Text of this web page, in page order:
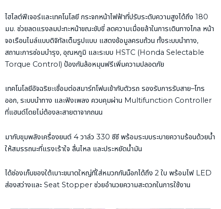
ไฮไลต์ฟีเจอร์และเทคโนโลยี กระจกหน้าไฟฟ้าที่ปรับระดับความสูงได้ถึง 180
มม. ช่วยลดแรงลมปะทะหน้าขณะขับขี่ ลดความเมื่อยล้าในการเดินทางไกล หน้า
จอเรือนไมล์แบบดิจิทัลเต็มรูปแบบ แสดงข้อมูลครบถ้วน ทั้งระบบนำทาง,
สถานะการซ่อมบำรุง, อุณหภูมิ และระบบ HSTC (Honda Selectable
Torque Control) ป้องกันล้อหมุนฟรีเพิ่มความปลอดภัย
เทคโนโลยีอัจฉริยะเชื่อมต่อสมาร์ทโฟนเข้ากับตัวรถ รองรับการรับสาย–โทร
ออก, ระบบนำทาง และฟังเพลง ควบคุมผ่าน Multifunction Controller
ที่แฮนด์โดยไม่ต้องละสายตาจากถนน
มากับขุมพลังเครื่องยนต์ 4 วาล์ว 330 ซีซี พร้อมระบบระบายความร้อนด้วยน้ำ
ให้สมรรถนะที่แรงเร้าใจ ลื่นไหล และประหยัดน้ำมัน
ได้ช่องเก็บของใต้เบาะขนาดใหญ่ที่ใส่หมวกกันน็อกได้ถึง 2 ใบ พร้อมไฟ LED
ส่องสว่างและ Seat Stopper ช่วยอำนวยความสะดวกในการใช้งาน